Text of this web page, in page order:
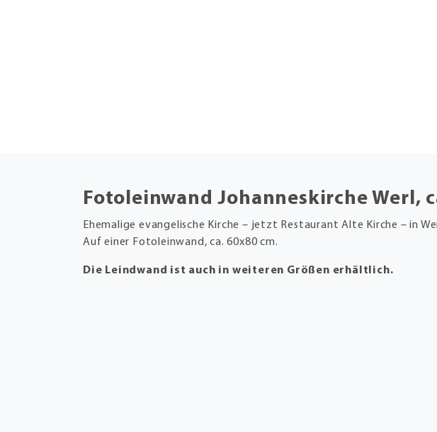
Fotoleinwand Johanneskirche Werl,
Ehemalige evangelische Kirche – jetzt Restaurant Alte Kirche – in
Auf einer Fotoleinwand, ca. 60x80 cm.
Die Leindwand ist auch in weiteren Größen erhältlich.